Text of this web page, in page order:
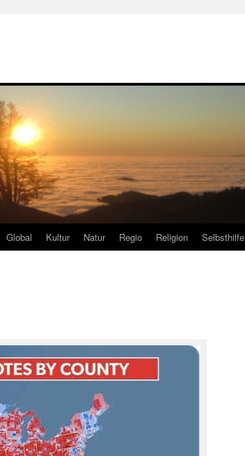
Global Kultur Natur Regio Religion Selbsthilfe